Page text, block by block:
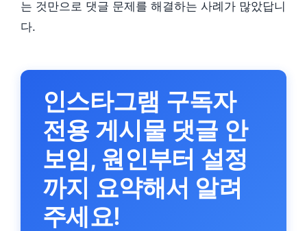
는 것만으로 댓글 문제를 해결하는 사례가 많았답니
다.
인스타그램 구독자
전용 게시물 댓글 안
보임, 원인부터 설정
까지 요약해서 알려
주세요!